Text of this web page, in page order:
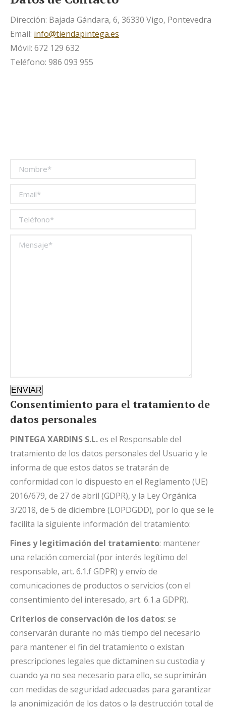
Dirección: Bajada Gándara, 6, 36330 Vigo, Pontevedra
Email: info@tiendapintega.es
Móvil: 672 129 632
Teléfono: 986 093 955
ENVIAR
Consentimiento para el tratamiento de
datos personales
PINTEGA XARDINS S.L.es el Responsable del
tratamiento de los datos personales del Usuario y le
informa de que estos datos se tratarán de
conformidad con lo dispuesto en el Reglamento (UE)
2016/679, de 27 de abril (GDPR), y la Ley Orgánica
3/2018, de 5 de diciembre (LOPDGDD), por lo que se le
facilita la siguiente información del tratamiento:
Fines y legitimación del tratamiento: mantener
una relación comercial (por interés legítimo del
responsable, art. 6.1.f GDPR) y envío de
comunicaciones de productos o servicios (con el
consentimiento del interesado, art. 6.1.a GDPR).
Criterios de conservación de los datos: se
conservarán durante no más tiempo del necesario
para mantener el fin del tratamiento o existan
prescripciones legales que dictaminen su custodia y
cuando ya no sea necesario para ello, se suprimirán
con medidas de seguridad adecuadas para garantizar
la anonimización de los datos o la destrucción total de